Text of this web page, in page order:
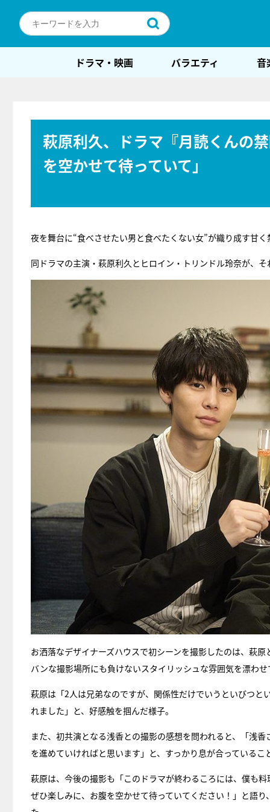
ドラマ・映画 バラエティ 音
萩原利久、ドラマ『月読くんの
を空かせて待っていて」
夜を舞台に“食べさせたい男と食べたくない女”が織り成す甘
同ドラマの主演・萩原利久とヒロイン・トリンドル玲奈が、
お洒落なデザイナーズハウスで初シーンを撮影したのは、萩
バンな撮影場所にも負けないスタイリッシュな雰囲気を漂わ
萩原は「2人は兄弟なのですが、関係性だけでいうといびつ
れました」と、好感触を掴んだ様子。
また、初共演となる浅香との撮影の感想を問われると、「浅
を進めていければと思います」と、すっかり息が合っているこ
萩原は、今後の撮影も「このドラマが終わるころには、僕も
ぜひ楽しみに、お腹を空かせて待っていてください！」と語